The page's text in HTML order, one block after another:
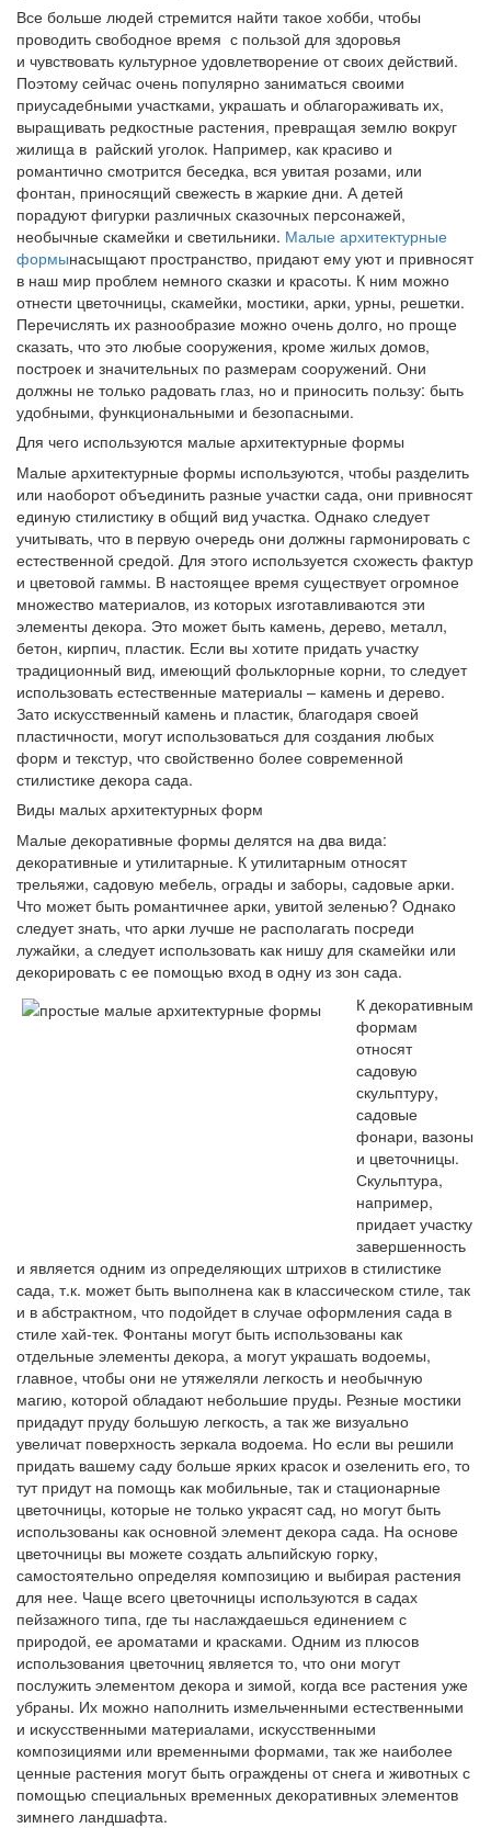
Все больше людей стремится найти такое хобби, чтобы
проводить свободное время с пользой для здоровья
и чувствовать культурное удовлетворение от своих действий.
Поэтому сейчас очень популярно заниматься своими
приусадебными участками, украшать и облагораживать их,
выращивать редкостные растения, превращая землю вокруг
жилища в райский уголок. Например, как красиво и
романтично смотрится беседка, вся увитая розами, или
фонтан, приносящий свежесть в жаркие дни. А детей
порадуют фигурки различных сказочных персонажей,
необычные скамейки и светильники. Малые архитектурные
формынасыщают пространство, придают ему уют и привносят
в наш мир проблем немного сказки и красоты. К ним можно
отнести цветочницы, скамейки, мостики, арки, урны, решетки.
Перечислять их разнообразие можно очень долго, но проще
сказать, что это любые сооружения, кроме жилых домов,
построек и значительных по размерам сооружений. Они
должны не только радовать глаз, но и приносить пользу: быть
удобными, функциональными и безопасными.
Для чего используются малые архитектурные формы
Малые архитектурные формы используются, чтобы разделить
или наоборот объединить разные участки сада, они привносят
единую стилистику в общий вид участка. Однако следует
учитывать, что в первую очередь они должны гармонировать с
естественной средой. Для этого используется схожесть фактур
и цветовой гаммы. В настоящее время существует огромное
множество материалов, из которых изготавливаются эти
элементы декора. Это может быть камень, дерево, металл,
бетон, кирпич, пластик. Если вы хотите придать участку
традиционный вид, имеющий фольклорные корни, то следует
использовать естественные материалы – камень и дерево.
Зато искусственный камень и пластик, благодаря своей
пластичности, могут использоваться для создания любых
форм и текстур, что свойственно более современной
стилистике декора сада.
Виды малых архитектурных форм
Малые декоративные формы делятся на два вида:
декоративные и утилитарные. К утилитарным относят
трельяжи, садовую мебель, ограды и заборы, садовые арки.
Что может быть романтичнее арки, увитой зеленью? Однако
следует знать, что арки лучше не располагать посреди
лужайки, а следует использовать как нишу для скамейки или
декорировать с ее помощью вход в одну из зон сада.
К декоративным
формам
относят
садовую
скульптуру,
садовые
фонари, вазоны
и цветочницы.
Скульптура,
например,
придает участку
завершенность
и является одним из определяющих штрихов в стилистике
сада, т.к. может быть выполнена как в классическом стиле, так
и в абстрактном, что подойдет в случае оформления сада в
стиле хай-тек. Фонтаны могут быть использованы как
отдельные элементы декора, а могут украшать водоемы,
главное, чтобы они не утяжеляли легкость и необычную
магию, которой обладают небольшие пруды. Резные мостики
придадут пруду большую легкость, а так же визуально
увеличат поверхность зеркала водоема. Но если вы решили
придать вашему саду больше ярких красок и озеленить его, то
тут придут на помощь как мобильные, так и стационарные
цветочницы, которые не только украсят сад, но могут быть
использованы как основной элемент декора сада. На основе
цветочницы вы можете создать альпийскую горку,
самостоятельно определяя композицию и выбирая растения
для нее. Чаще всего цветочницы используются в садах
пейзажного типа, где ты наслаждаешься единением с
природой, ее ароматами и красками. Одним из плюсов
использования цветочниц является то, что они могут
послужить элементом декора и зимой, когда все растения уже
убраны. Их можно наполнить измельченными естественными
и искусственными материалами, искусственными
композициями или временными формами, так же наиболее
ценные растения могут быть ограждены от снега и животных с
помощью специальных временных декоративных элементов
зимнего ландшафта.